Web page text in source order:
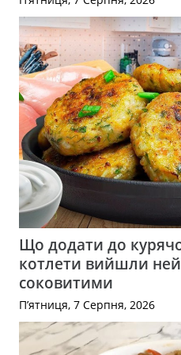
Що додати до
котлети вийшли
соковитими
П’ятниця, 7 Серпня, 2026